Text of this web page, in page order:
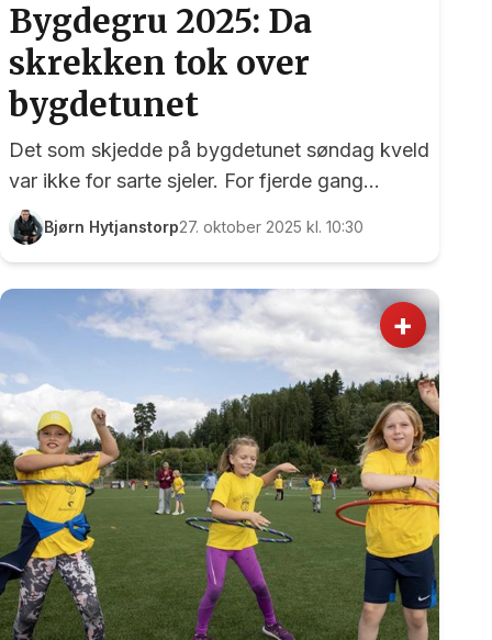
Bygdegru 2025: Da
skrekken tok over
bygdetunet
Det som skjedde på bygdetunet søndag kveld
var ikke for sarte sjeler. For fjerde gang
inviterte nemlig den driftige gjengen bak
Bygdegru-konseptet til en skremmende aften i
frivillige i sving og over 1030 personer
innenfor Bygdegru-dørene er det et enormt
arrangement. Og kanskje det mest
imponerende av alt: det er helt gratis.
Bjørn Hytjanstorp27. oktober 2025 kl. 10:30
+